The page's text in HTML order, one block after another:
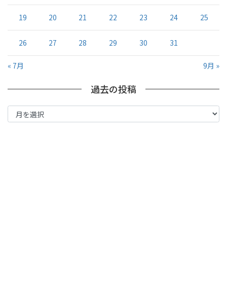
19 20 21 22 23 24 25
26 27 28 29 30 31
« 7月 9月 »
過去の投稿
過
去